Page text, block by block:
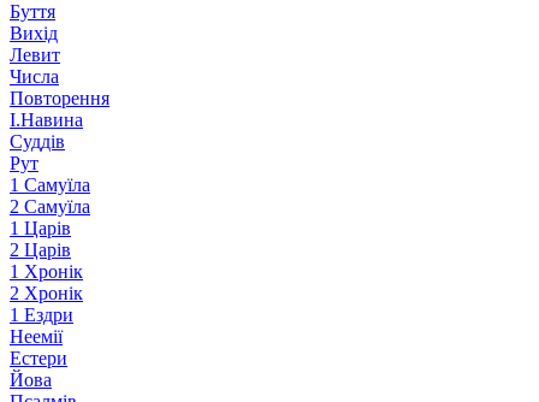
Буття
Вихід
Левит
Числа
Повторення
І.Навина
Суддів
Рут
1 Самуїла
2 Самуїла
1 Царів
2 Царів
1 Хронік
2 Хронік
1 Ездри
Неемії
Естери
Йова